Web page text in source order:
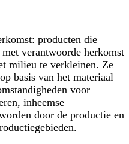
producten die
verantwoorde herkomst
milieu te verkleinen. Ze
basis van het materiaal
voor
inheemse
door de productie en